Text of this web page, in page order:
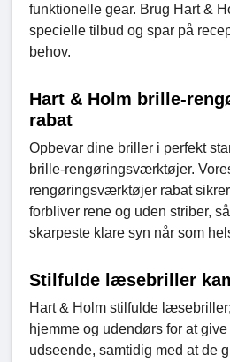
funktionelle gear. Brug Hart &
specielle tilbud og spar på
behov.
Hart & Holm brille-
rabat
Opbevar dine briller i perfekt
brille-rengøringsværktøjer.
rengøringsværktøjer rabat
forbliver rene og uden striber,
skarpeste klare syn når som
Stilfulde læsebriller
Hart & Holm stilfulde
hjemme og udendørs for at
udseende, samtidig med at de